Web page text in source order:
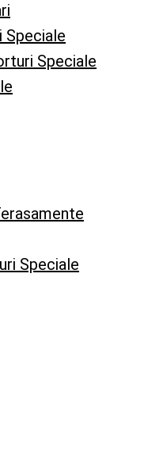
Speciale
Speciale
Speciale